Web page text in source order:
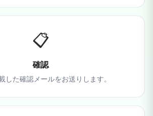
📋
確認
した確認メールをお送りします。